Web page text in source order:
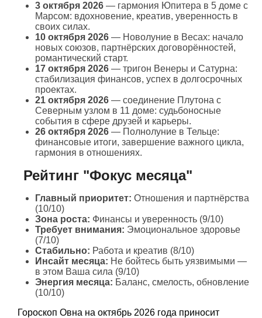
3 октября 2026 — гармония Юпитера в 5 доме с
Марсом: вдохновение, креатив, уверенность в
своих силах.
10 октября 2026 — Новолуние в Весах: начало
новых союзов, партнёрских договорённостей,
романтический старт.
17 октября 2026 — тригон Венеры и Сатурна:
стабилизация финансов, успех в долгосрочных
проектах.
21 октября 2026 — соединение Плутона с
Северным узлом в 11 доме: судьбоносные
события в сфере друзей и карьеры.
26 октября 2026 — Полнолуние в Тельце:
финансовые итоги, завершение важного цикла,
гармония в отношениях.
Рейтинг "Фокус месяца"
Главный приоритет: Отношения и партнёрства
(10/10)
Зона роста: Финансы и уверенность (9/10)
Требует внимания: Эмоциональное здоровье
(7/10)
Стабильно: Работа и креатив (8/10)
Инсайт месяца: Не бойтесь быть уязвимыми —
в этом Ваша сила (9/10)
Энергия месяца: Баланс, смелость, обновление
(10/10)
Гороскоп Овна на октябрь 2026 года приносит